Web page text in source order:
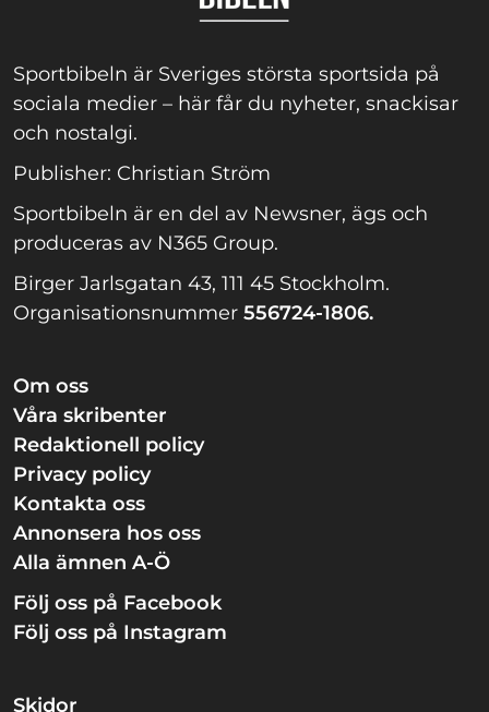
Sportbibeln är Sveriges största sportsida på
sociala medier – här får du nyheter, snackisar
och nostalgi.
Publisher: Christian Ström
Sportbibeln är en del av Newsner, ägs och
produceras av N365 Group.
Birger Jarlsgatan 43, 111 45 Stockholm.
Organisationsnummer 556724-1806.
Om oss
Våra skribenter
Redaktionell policy
Privacy policy
Kontakta oss
Annonsera hos oss
Alla ämnen A-Ö
Följ oss på Facebook
Följ oss på Instagram
Skidor